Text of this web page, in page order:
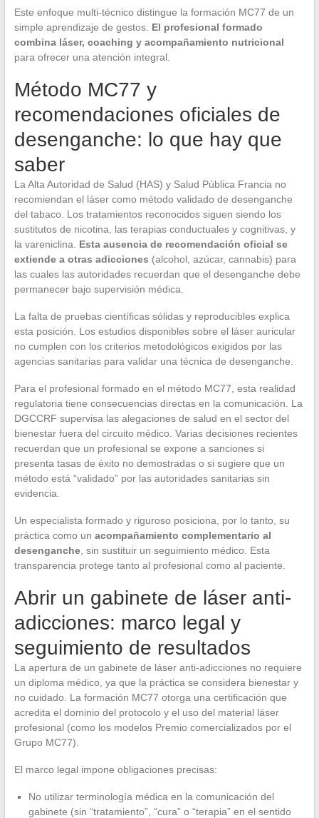
Este enfoque multi-técnico distingue la formación MC77 de un
simple aprendizaje de gestos. El profesional formado
combina láser, coaching y acompañamiento nutricional
para ofrecer una atención integral.
Método MC77 y
recomendaciones oficiales de
desenganche: lo que hay que
saber
La Alta Autoridad de Salud (HAS) y Salud Pública Francia no
recomiendan el láser como método validado de desenganche
del tabaco. Los tratamientos reconocidos siguen siendo los
sustitutos de nicotina, las terapias conductuales y cognitivas, y
la vareniclina. Esta ausencia de recomendación oficial se
extiende a otras adicciones (alcohol, azúcar, cannabis) para
las cuales las autoridades recuerdan que el desenganche debe
permanecer bajo supervisión médica.
La falta de pruebas científicas sólidas y reproducibles explica
esta posición. Los estudios disponibles sobre el láser auricular
no cumplen con los criterios metodológicos exigidos por las
agencias sanitarias para validar una técnica de desenganche.
Para el profesional formado en el método MC77, esta realidad
regulatoria tiene consecuencias directas en la comunicación. La
DGCCRF supervisa las alegaciones de salud en el sector del
bienestar fuera del circuito médico. Varias decisiones recientes
recuerdan que un profesional se expone a sanciones si
presenta tasas de éxito no demostradas o si sugiere que un
método está “validado” por las autoridades sanitarias sin
evidencia.
Un especialista formado y riguroso posiciona, por lo tanto, su
práctica como un acompañamiento complementario al
desenganche, sin sustituir un seguimiento médico. Esta
transparencia protege tanto al profesional como al paciente.
Abrir un gabinete de láser anti-
adicciones: marco legal y
seguimiento de resultados
La apertura de un gabinete de láser anti-adicciones no requiere
un diploma médico, ya que la práctica se considera bienestar y
no cuidado. La formación MC77 otorga una certificación que
acredita el dominio del protocolo y el uso del material láser
profesional (como los modelos Premio comercializados por el
Grupo MC77).
El marco legal impone obligaciones precisas:
No utilizar terminología médica en la comunicación del
gabinete (sin “tratamiento”, “cura” o “terapia” en el sentido